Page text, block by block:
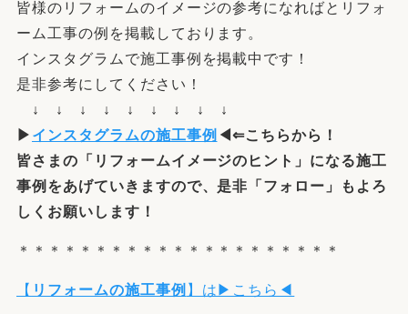
皆様のリフォームのイメージの参考になればとリフォ
ーム工事の例を掲載しております。
インスタグラムで施工事例を掲載中です！
是非参考にしてください！
↓ ↓ ↓ ↓ ↓ ↓ ↓ ↓ ↓
▶ インスタグラムの施工事例 ◀⇐こちらから！
皆さまの「 リフォームイメージの ヒント 」になる施工
事例をあげていきますので、是非「フォロー」もよろ
しくお願いします！
＊＊＊＊＊＊＊＊＊＊＊＊＊＊＊＊＊＊＊＊＊
【 リフォームの施工事例 】は▶こちら◀